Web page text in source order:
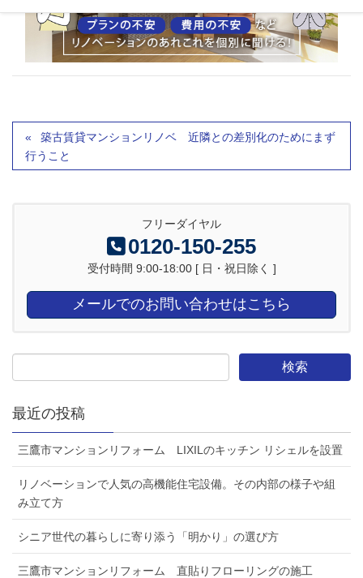
築古賃貸マンションリノベ 近隣との差別化のためにまず
行うこと
フリーダイヤル
0120-150-255
受付時間 9:00-18:00 [ 日・祝日除く ]
メールでのお問い合わせはこちら
最近の投稿
三鷹市マンションリフォーム LIXILのキッチン リシェルを設置
リノベーションで人気の高機能住宅設備。その内部の様子や組
み立て方
シニア世代の暮らしに寄り添う「明かり」の選び方
三鷹市マンションリフォーム 直貼りフローリングの施工